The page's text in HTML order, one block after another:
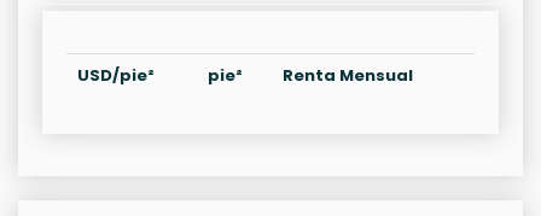
USD/pie² pie² Renta Mensual